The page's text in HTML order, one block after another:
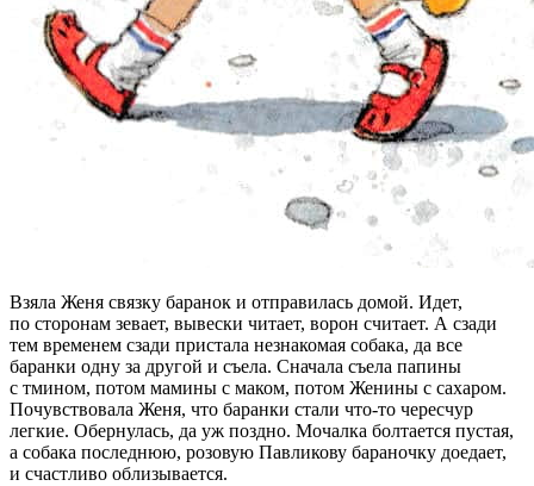
Взяла Женя связку баранок и отправилась домой. Идет,
по сторонам зевает, вывески читает, ворон считает. А сзади
тем временем сзади пристала незнакомая собака, да все
баранки одну за другой и съела. Сначала съела папины
с тмином, потом мамины с маком, потом Женины с сахаром.
Почувствовала Женя, что баранки стали что-то чересчур
легкие. Обернулась, да уж поздно. Мочалка болтается пустая,
а собака последнюю, розовую Павликову бараночку доедает,
и счастливо облизывается.